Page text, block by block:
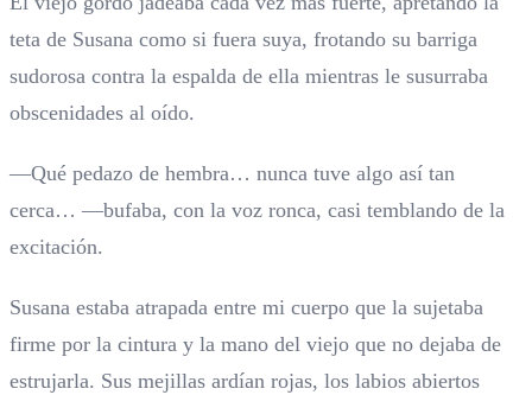
teta de Susana como si fuera suya, frotando su barriga
sudorosa contra la espalda de ella mientras le susurraba
obscenidades al oído.
—Qué pedazo de hembra… nunca tuve algo así tan
cerca… —bufaba, con la voz ronca, casi temblando de la
excitación.
Susana estaba atrapada entre mi cuerpo que la sujetaba
firme por la cintura y la mano del viejo que no dejaba de
estrujarla. Sus mejillas ardían rojas, los labios abiertos